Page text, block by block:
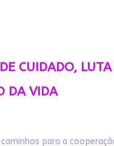
CUIDADO, LUTA
DA VIDA
caminhos para a